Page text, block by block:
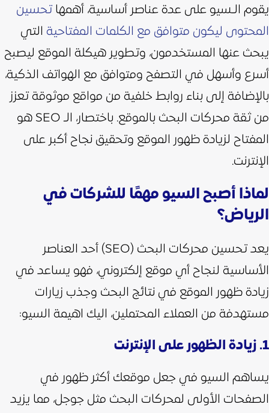
يقوم الـسيو على عدة عناصر أساسية، أهمها تحسين
المحتوى ليكون متوافق مع الكلمات المفتاحية التي
يبحث عنها المستخدمون، وتطوير هيكلة الموقع ليصبح
أسرع وأسهل في التصفح ومتوافق مع الهواتف الذكية،
بالإضافة إلى بناء روابط خلفية من مواقع موثوقة تعزز
من ثقة محركات البحث بالموقع. باختصار، الـ SEO هو
المفتاح لزيادة ظهور الموقع وتحقيق نجاح أكبر على
الإنترنت.
لماذا أصبح السيو مهمًا للشركات في
الرياض؟
يعد تحسين محركات البحث (SEO) أحد العناصر
الأساسية لنجاح أي موقع إلكتروني، فهو يساعد في
زيادة ظهور الموقع في نتائج البحث وجذب زيارات
مستهدفة من العملاء المحتملين، اليك اهيمة السيو:
1. زيادة الظهور على الإنترنت
يساهم السيو في جعل موقعك أكثر ظهور في
الصفحات الأولى لمحركات البحث مثل جوجل، مما يزيد